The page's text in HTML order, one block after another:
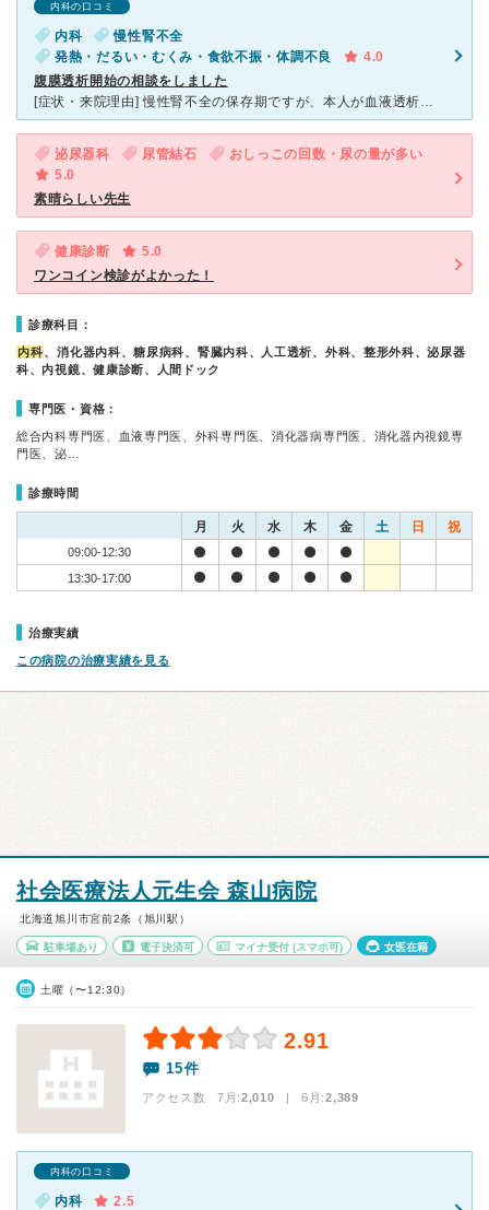
内科の口コミ
内科
慢性腎不全
発熱・だるい・むくみ・食欲不振・体調不良
4.0
腹膜透析開始の相談をしました
[症状・来院理由] 慢性腎不全の保存期ですが、本人が血液透析を嫌がるため、腹膜透析導入を希望して、総合病院から紹介されました。腹膜透析の対応件数が道内でもトップレベルだそうです。 [医師の診断・治
泌尿器科 尿管結石
おしっこの回数・尿の量が多い
5.0
素晴らしい先生
健康診断
5.0
ワンコイン検診がよかった！
診療科目：
内科、消化器内科、糖尿病科、腎臓内科、人工透析、外科、整形外科、泌尿器
科、内視鏡、健康診断、人間ドック
専門医・資格：
総合内科専門医、血液専門医、外科専門医、消化器病専門医、消化器内視鏡専
門医、泌…
診療時間
月 火 水 木 金 土 日 祝
09:00-12:30
13:30-17:00
治療実績
この病院の治療実績を見る
社会医療法人元生会 森山病院
北海道旭川市宮前2条（旭川駅）
駐車場あり 電子決済可 マイナ受付 (スマホ可) 女医在籍
土曜（〜12:30）
2.91
15件
アクセス数 7月:2,010 | 6月:2,389
内科の口コミ
内科
2.5